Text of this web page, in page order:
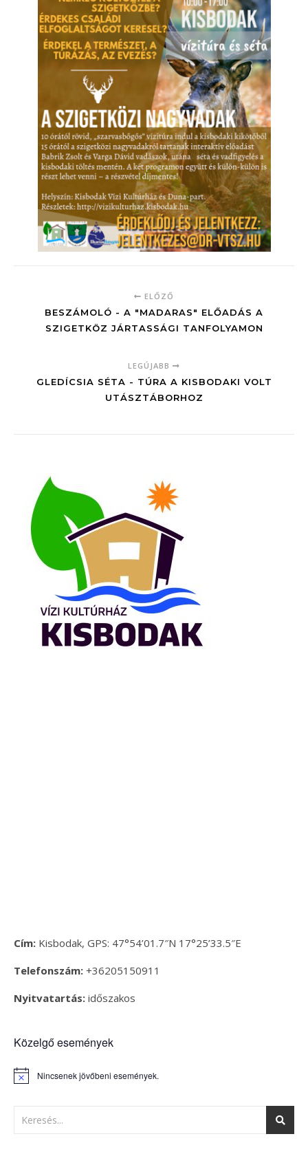
ELŐZŐ
BESZÁMOLÓ - A "MADARAS" ELŐADÁS A
SZIGETKÖZ JÁRTASSÁGI TANFOLYAMON
LEGÚJABB
GLEDÍCSIA SÉTA - TÚRA A KISBODAKI VOLT
UTÁSZTÁBORHOZ
Cím: Kisbodak, GPS: 47°54’01.7″N 17°25’33.5″E
Telefonszám: +36205150911
Nyitvatartás: időszakos
Közelgő események
Notice Nincsenek jövőbeni események.